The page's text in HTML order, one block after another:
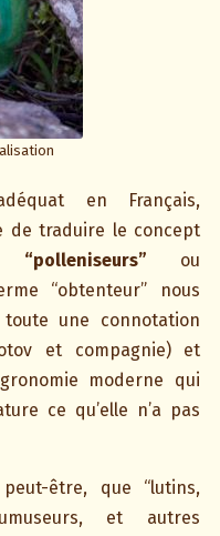
en Français,
de traduire le concept
“polleniseurs” ou
“obtenteur” nous
une connotation
et compagnie) et
moderne qui
ce qu’elle n’a pas
être, que “lutins,
et autres